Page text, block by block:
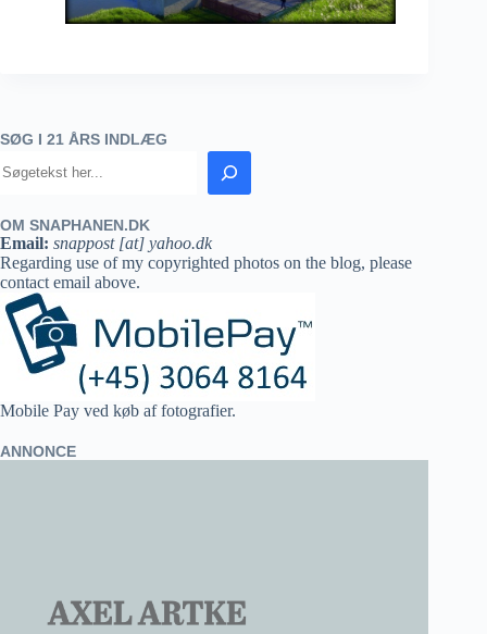
SØG I 21 ÅRS INDLÆG
OM SNAPHANEN.DK
Email: snappost [at] yahoo.dk
Regarding use of my copyrighted photos on the blog, please
contact email above.
Mobile Pay ved køb af fotografier.
ANNONCE